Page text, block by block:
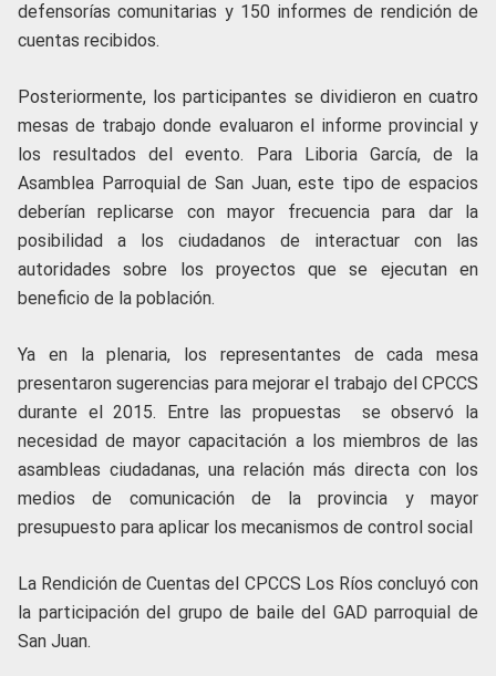
defensorías comunitarias y 150 informes de rendición de
cuentas recibidos.
Posteriormente, los participantes se dividieron en cuatro
mesas de trabajo donde evaluaron el informe provincial y
los resultados del evento. Para Liboria García, de la
Asamblea Parroquial de San Juan, este tipo de espacios
deberían replicarse con mayor frecuencia para dar la
posibilidad a los ciudadanos de interactuar con las
autoridades sobre los proyectos que se ejecutan en
beneficio de la población.
Ya en la plenaria, los representantes de cada mesa
presentaron sugerencias para mejorar el trabajo del CPCCS
durante el 2015. Entre las propuestas se observó la
necesidad de mayor capacitación a los miembros de las
asambleas ciudadanas, una relación más directa con los
medios de comunicación de la provincia y mayor
presupuesto para aplicar los mecanismos de control social
La Rendición de Cuentas del CPCCS Los Ríos concluyó con
la participación del grupo de baile del GAD parroquial de
San Juan.